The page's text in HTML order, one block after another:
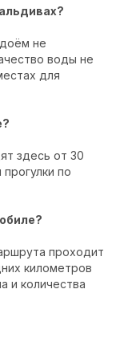
не
воды не
для
здесь от 30
по
проходит
километров
и количества